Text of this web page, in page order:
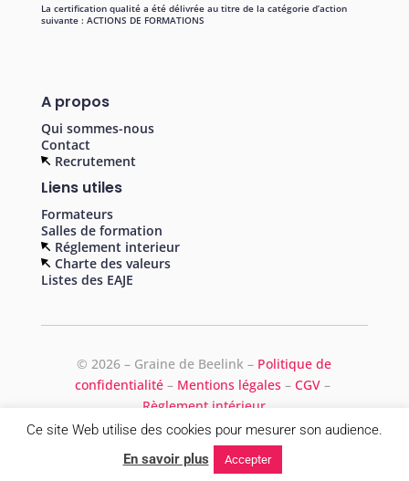
La certification qualité a été délivrée au titre de la catégorie d’action
suivante : ACTIONS DE FORMATIONS
A propos
Qui sommes-nous
Contact
Recrutement
Liens utiles
Formateurs
Salles de formation
Réglement interieur
Charte des valeurs
Listes des EAJE
© 2026 – Graine de Beelink – Politique de
confidentialité– Mentions légales – CGV –
Règlement intérieur
Ce site Web utilise des cookies pour mesurer son audience.
En savoir plus
Accepter